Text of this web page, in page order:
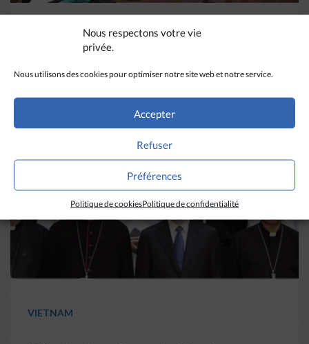
Nous respectons votre vie
privée.
Nous utilisons des cookies pour optimiser notre site web et notre service.
Accepter
Refuser
Préférences
Politique de cookiesPolitique de confidentialité
DIVERS HORIZONS
La revue de presse de la
semaine du 18 mars
VIETNAM